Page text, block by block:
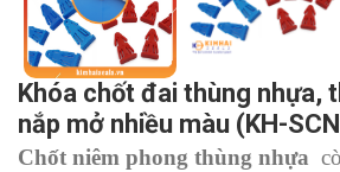
Khóa chốt đai thùng nhựa,
nắp mở nhiều màu (KH-
Chốt niêm phong thùng nhựa